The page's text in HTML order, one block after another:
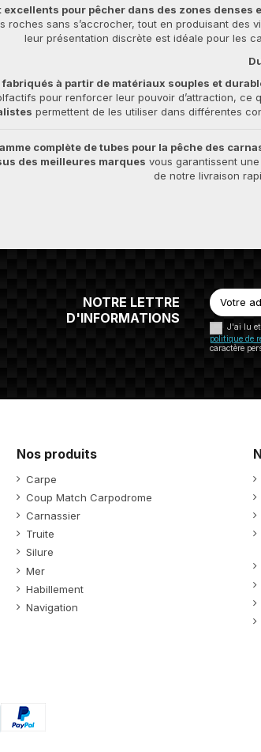
excellents pour pêcher dans des zones denses
roches sans s’accrocher, tout en produisant des
leur présentation discrète est idéale pour les
à partir de matériaux souples et
pour renforcer leur pouvoir d’attraction,
permettent de les utiliser dans différentes
complète de tubes pour la pêche des
des meilleures marques vous garantissent
de notre livraison
NOTRE LETTRE
D'INFORMATIONS
J'ai lu et
politique de
caractère
Nos produits
Carpe
Coup Match Carpodrome
Carnassier
Truite
Silure
Mer
Habillement
Navigation